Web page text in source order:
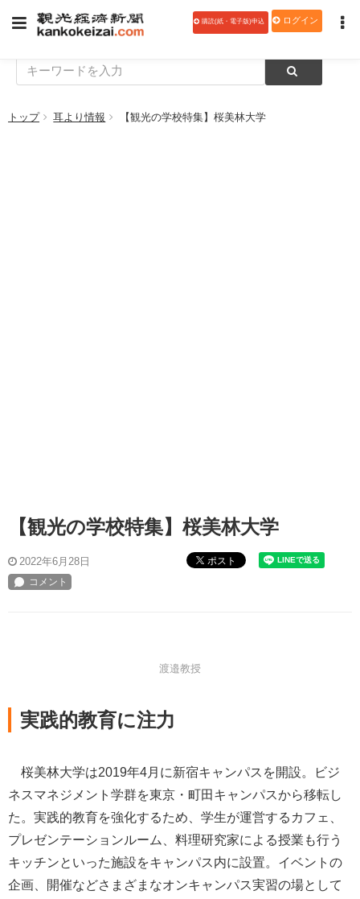
購読(紙・電子版)申込 ログイン
トップ 耳より情報 【観光の学校特集】桜美林大学
【観光の学校特集】桜美林大学
2022年6月28日 ポスト
渡邉教授
実践的教育に注力
桜美林大学は2019年4月に新宿キャンパスを開設。ビジ
ネスマネジメント学群を東京・町田キャンパスから移転し
た。実践的教育を強化するため、学生が運営するカフェ、
プレゼンテーションルーム、料理研究家による授業も行う
キッチンといった施設をキャンパス内に設置。イベントの
企画、開催などさまざまなオンキャンパス実習の場として